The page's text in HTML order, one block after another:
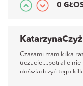
0
KatarzynaCzyż
Czasami mam kilka
uczucie....potrafie nie
doświadczyć tego